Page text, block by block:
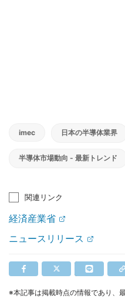
imec 日本の半導体業界
半導体市場動向 - 最新トレンド
関連リンク
経済産業省
ニュースリリース
※本記事は掲載時点の情報であり、